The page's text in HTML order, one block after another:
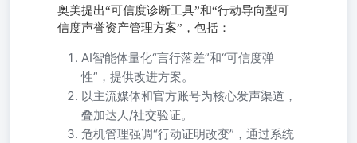
奥美提出“可信度诊断工具”和“行动导向型可
信度声誉资产管理方案”，包括：
AI智能体量化“言行落差”和“可信度弹
性”，提供改进方案。
以主流媒体和官方账号为核心发声渠道，
叠加达人/社交验证。
危机管理强调“行动证明改变”，通过系统